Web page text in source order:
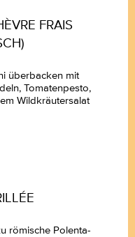
FRAIS
überbacken mit
Tomatenpesto,
Wildkräutersalat
römische Polenta-